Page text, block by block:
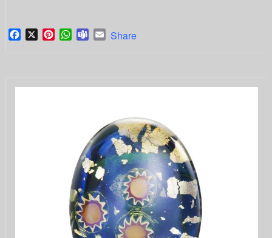
Facebook
X PinterestWhatsApp
TeamsEmail
Share